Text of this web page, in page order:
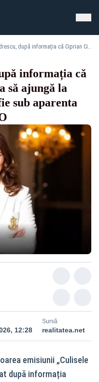
Anca Alexandrescu, după informația că Ciprian Ciucu ar urma să ajungă la DNA: „Au creat o mafie sub aparenta modernizare” - VIDEO
informația că
să ajungă la
sub aparenta
12:28
Sursă
realitatea.net
emisiunii „Culisele
după informația